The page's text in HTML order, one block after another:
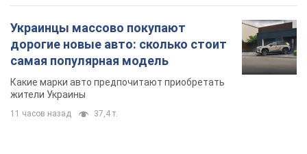
Украинцы массово покупают
дорогие новые авто: сколько стоит
самая популярная модель
Какие марки авто предпочитают приобретать
жители Украины
11 часов назад 37,4 т.